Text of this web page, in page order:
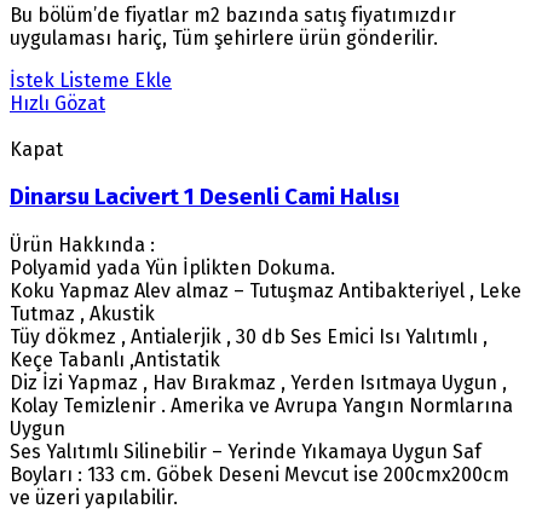
Bu bölüm’de fiyatlar m2 bazında satış fiyatımızdır
uygulaması hariç, Tüm şehirlere ürün gönderilir.
İstek Listeme Ekle
Hızlı Gözat
Kapat
Dinarsu Lacivert 1 Desenli Cami Halısı
Ürün Hakkında :
Polyamid yada Yün İplikten Dokuma.
Koku Yapmaz Alev almaz – Tutuşmaz Antibakteriyel , Leke
Tutmaz , Akustik
Tüy dökmez , Antialerjik , 30 db Ses Emici Isı Yalıtımlı ,
Keçe Tabanlı ,Antistatik
Diz İzi Yapmaz , Hav Bırakmaz , Yerden Isıtmaya Uygun ,
Kolay Temizlenir . Amerika ve Avrupa Yangın Normlarına
Uygun
Ses Yalıtımlı Silinebilir – Yerinde Yıkamaya Uygun Saf
Boyları : 133 cm. Göbek Deseni Mevcut ise 200cmx200cm
ve üzeri yapılabilir.